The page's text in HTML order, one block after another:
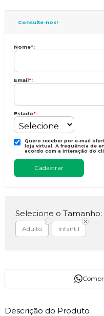
Consulte-nos!
Nome*:
Email*:
Estado*:
Quero receber por e-mail
loja virtual. A frequência de
acordo com a interação do
Selecione o Tamanho:
Adulto Infantil
Descrição do Produto